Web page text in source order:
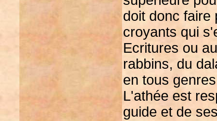
doit donc faire
croyants qui
Ecritures ou
rabbins, du
en tous
L'athée est
guide et de